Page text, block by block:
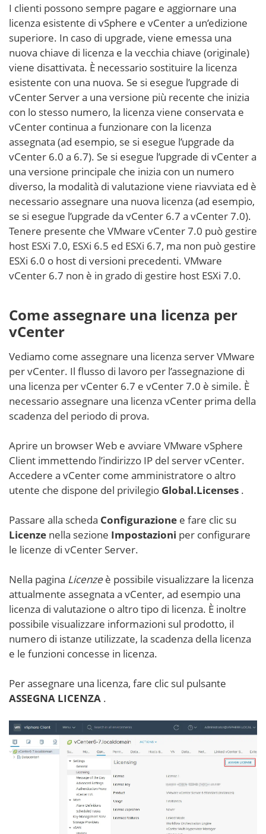
I clienti possono sempre pagare e aggiornare una
licenza esistente di vSphere e vCenter a un’edizione
superiore. In caso di upgrade, viene emessa una
nuova chiave di licenza e la vecchia chiave (originale)
viene disattivata. È necessario sostituire la licenza
esistente con una nuova. Se si esegue l’upgrade di
vCenter Server a una versione più recente che inizia
con lo stesso numero, la licenza viene conservata e
vCenter continua a funzionare con la licenza
assegnata (ad esempio, se si esegue l’upgrade da
vCenter 6.0 a 6.7). Se si esegue l’upgrade di vCenter a
una versione principale che inizia con un numero
diverso, la modalità di valutazione viene riavviata ed è
necessario assegnare una nuova licenza (ad esempio,
se si esegue l’upgrade da vCenter 6.7 a vCenter 7.0).
Tenere presente che VMware vCenter 7.0 può gestire
host ESXi 7.0, ESXi 6.5 ed ESXi 6.7, ma non può gestire
ESXi 6.0 o host di versioni precedenti. VMware
vCenter 6.7 non è in grado di gestire host ESXi 7.0.
Come assegnare una licenza per
vCenter
Vediamo come assegnare una licenza server VMware
per vCenter. Il flusso di lavoro per l’assegnazione di
una licenza per vCenter 6.7 e vCenter 7.0 è simile. È
necessario assegnare una licenza vCenter prima della
scadenza del periodo di prova.
Aprire un browser Web e avviare VMware vSphere
Client immettendo l’indirizzo IP del server vCenter.
Accedere a vCenter come amministratore o altro
utente che dispone del privilegio Global.Licenses .
Passare alla scheda Configurazione e fare clic su
Licenze nella sezione Impostazioni per configurare
le licenze di vCenter Server.
Nella pagina Licenze è possibile visualizzare la licenza
attualmente assegnata a vCenter, ad esempio una
licenza di valutazione o altro tipo di licenza. È inoltre
possibile visualizzare informazioni sul prodotto, il
numero di istanze utilizzate, la scadenza della licenza
e le funzioni concesse in licenza.
Per assegnare una licenza, fare clic sul pulsante
ASSEGNA LICENZA .